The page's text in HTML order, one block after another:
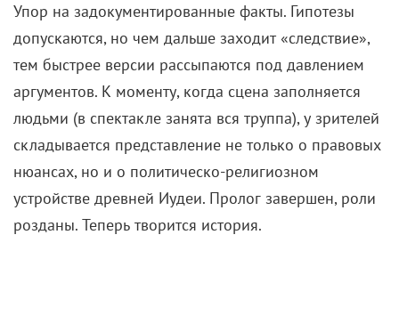
Упор на задокументированные факты. Гипотезы
допускаются, но чем дальше заходит «следствие»,
тем быстрее версии рассыпаются под давлением
аргументов. К моменту, когда сцена заполняется
людьми (в спектакле занята вся труппа), у зрителей
складывается представление не только о правовых
нюансах, но и о политическо-религиозном
устройстве древней Иудеи. Пролог завершен, роли
розданы. Теперь творится история.